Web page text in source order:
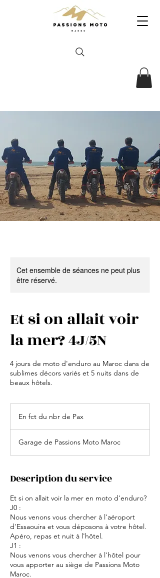
Cet ensemble de séances ne peut plus
être réservé.
Et si on allait voir
la mer? 4J/5N
4 jours de moto d'enduro au Maroc dans de
sublimes décors variés et 5 nuits dans de
beaux hôtels.
de
En fct du nbr de Pax
Garage de Passions Moto Maroc
Description du service
Et si on allait voir la mer en moto d'enduro?
J0 :
Nous venons vous chercher à l'aéroport
d'Essaouira et vous déposons à votre hôtel.
Apéro, repas et nuit à l'hôtel.
J1 :
Nous venons vous chercher à l'hôtel pour
vous apporter au siège de Passions Moto
Maroc.